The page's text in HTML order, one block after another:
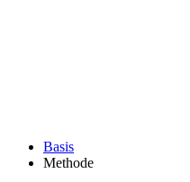
Basis
Methode